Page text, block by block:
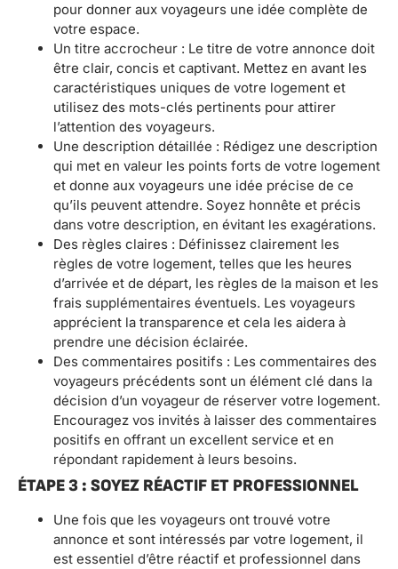
pour donner aux voyageurs une idée complète de
votre espace.
Un titre accrocheur : Le titre de votre annonce doit
être clair, concis et captivant. Mettez en avant les
caractéristiques uniques de votre logement et
utilisez des mots-clés pertinents pour attirer
l’attention des voyageurs.
Une description détaillée : Rédigez une description
qui met en valeur les points forts de votre logement
et donne aux voyageurs une idée précise de ce
qu’ils peuvent attendre. Soyez honnête et précis
dans votre description, en évitant les exagérations.
Des règles claires : Définissez clairement les
règles de votre logement, telles que les heures
d’arrivée et de départ, les règles de la maison et les
frais supplémentaires éventuels. Les voyageurs
apprécient la transparence et cela les aidera à
prendre une décision éclairée.
Des commentaires positifs : Les commentaires des
voyageurs précédents sont un élément clé dans la
décision d’un voyageur de réserver votre logement.
Encouragez vos invités à laisser des commentaires
positifs en offrant un excellent service et en
répondant rapidement à leurs besoins.
ÉTAPE 3 : SOYEZ RÉACTIF ET PROFESSIONNEL
Une fois que les voyageurs ont trouvé votre
annonce et sont intéressés par votre logement, il
est essentiel d’être réactif et professionnel dans